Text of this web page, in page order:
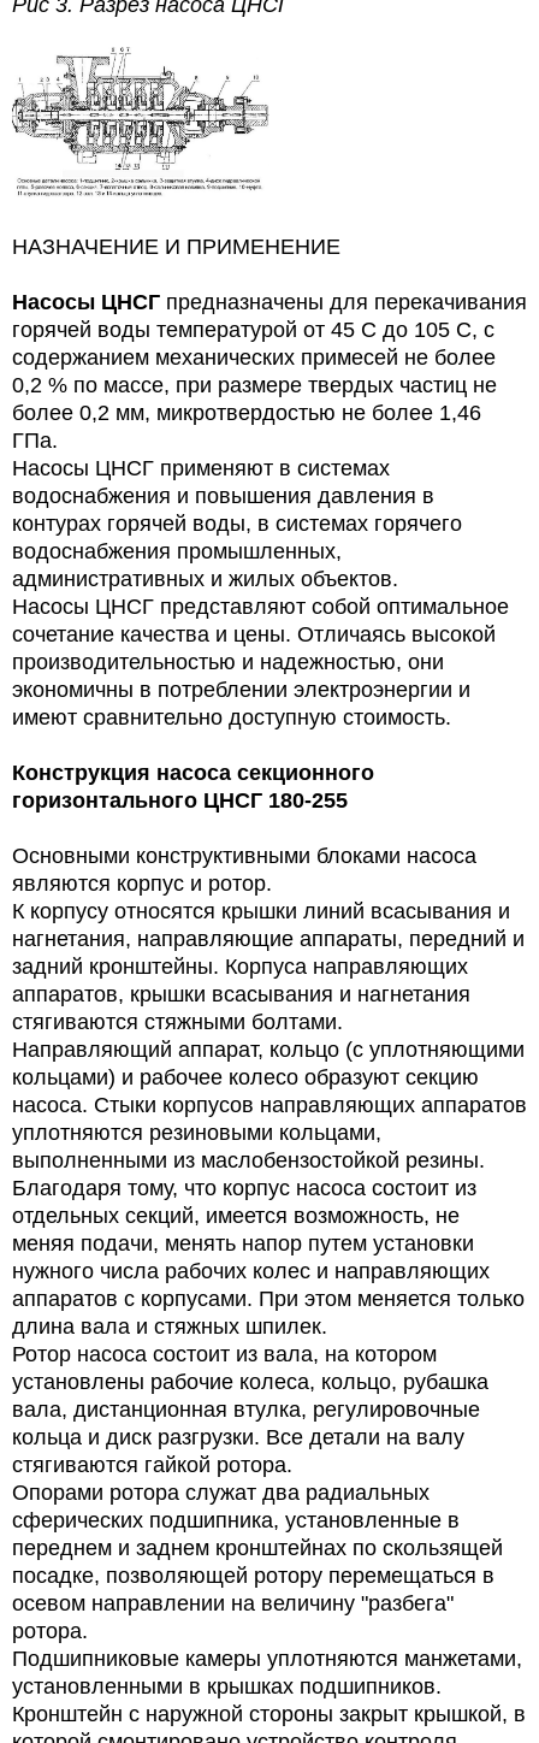
НАЗНАЧЕНИЕ И ПРИМЕНЕНИЕ
Насосы ЦНСГ предназначены для перекачивания
горячей воды температурой от 45 С до 105 С, с
содержанием механических примесей не более
0,2 % по массе, при размере твердых частиц не
более 0,2 мм, микротвердостью не более 1,46
ГПа.
Насосы ЦНСГ применяют в системах
водоснабжения и повышения давления в
контурах горячей воды, в системах горячего
водоснабжения промышленных,
административных и жилых объектов.
Насосы ЦНСГ представляют собой оптимальное
сочетание качества и цены. Отличаясь высокой
производительностью и надежностью, они
экономичны в потреблении электроэнергии и
имеют сравнительно доступную стоимость.
Конструкция насоса секционного
горизонтального ЦНСГ 180-255
Основными конструктивными блоками насоса
являются корпус и ротор.
К корпусу относятся крышки линий всасывания и
нагнетания, направляющие аппараты, передний и
задний кронштейны. Корпуса направляющих
аппаратов, крышки всасывания и нагнетания
стягиваются стяжными болтами.
Направляющий аппарат, кольцо (с уплотняющими
кольцами) и рабочее колесо образуют секцию
насоса. Стыки корпусов направляющих аппаратов
уплотняются резиновыми кольцами,
выполненными из маслобензостойкой резины.
Благодаря тому, что корпус насоса состоит из
отдельных секций, имеется возможность, не
меняя подачи, менять напор путем установки
нужного числа рабочих колес и направляющих
аппаратов с корпусами. При этом меняется только
длина вала и стяжных шпилек.
Ротор насоса состоит из вала, на котором
установлены рабочие колеса, кольцо, рубашка
вала, дистанционная втулка, регулировочные
кольца и диск разгрузки. Все детали на валу
стягиваются гайкой ротора.
Опорами ротора служат два радиальных
сферических подшипника, установленные в
переднем и заднем кронштейнах по скользящей
посадке, позволяющей ротору перемещаться в
осевом направлении на величину "разбега"
ротора.
Подшипниковые камеры уплотняются манжетами,
установленными в крышках подшипников.
Кронштейн с наружной стороны закрыт крышкой, в